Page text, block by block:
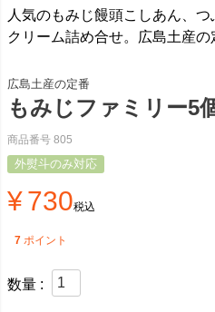
人気のもみじ饅頭こしあん、つ
クリーム詰め合せ。広島土産の
広島土産の定番
もみじファミリー5
商品番号 805
外熨斗のみ対応
¥730税込
7 ポイント